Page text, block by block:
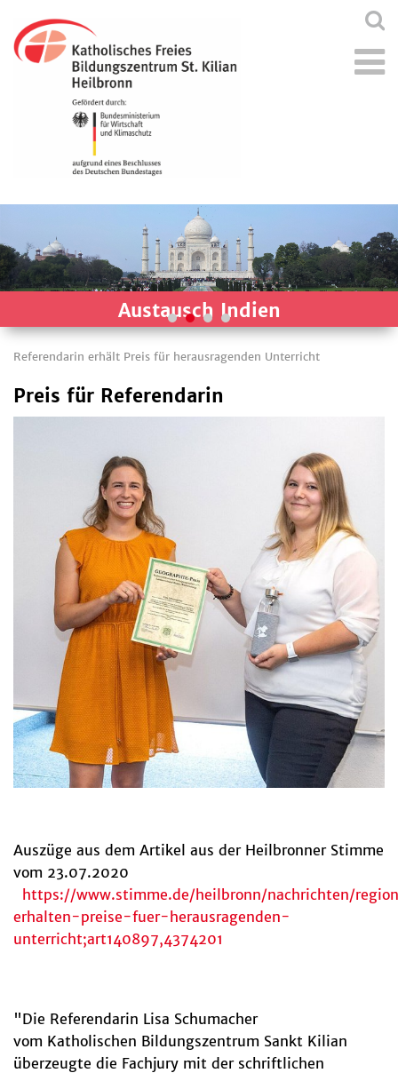
Austausch Indien
Referendarin erhält Preis für herausragenden Unterricht
Preis für Referendarin
Auszüge aus dem Artikel aus der Heilbronner Stimme
vom 23.07.2020
https://www.stimme.de/heilbronn/nachrichten/
erhalten-preise-fuer-herausragenden-
unterricht;art140897,4374201
"Die Referendarin Lisa Schumacher
vom Katholischen Bildungszentrum Sankt Kilian
überzeugte die Fachjury mit der schriftlichen